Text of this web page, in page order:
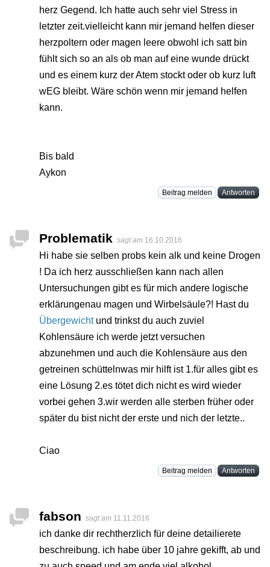
herz Gegend. Ich hatte auch sehr viel Stress in
letzter zeit.vielleicht kann mir jemand helfen dieser
herzpoltern oder magen leere obwohl ich satt bin
fühlt sich so an als ob man auf eine wunde drückt
und es einem kurz der Atem stockt oder ob kurz luft
wEG bleibt. Wäre schön wenn mir jemand helfen
kann.
Bis bald
Aykon
Beitrag melden Antworten
Problematik sagt am 16.10.2016
Hi habe sie selben probs kein alk und keine Drogen
! Da ich herz ausschließen kann nach allen
Untersuchungen gibt es für mich andere logische
erklärungenau magen und Wirbelsäule?! Hast du
Übergewichtund trinkst du auch zuviel
Kohlensäure ich werde jetzt versuchen
abzunehmen und auch die Kohlensäure aus den
getreinen schüttelnwas mir hilft ist 1.für alles gibt es
eine Lösung 2.es tötet dich nicht es wird wieder
vorbei gehen 3.wir werden alle sterben früher oder
später du bist nicht der erste und nich der letzte..
Ciao
Beitrag melden Antworten
fabson sagt am 11.11.2016
ich danke dir rechtherzlich für deine detailierete
beschreibung. ich habe über 10 jahre gekifft, ab und